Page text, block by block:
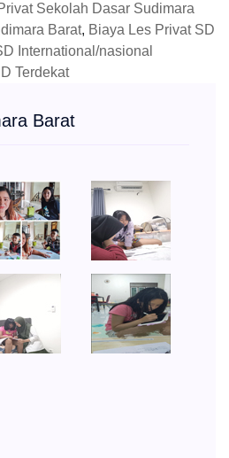
Sekolah Dasar Sudimara
Barat, Biaya Les Privat SD
International/nasional
Terdekat
Barat